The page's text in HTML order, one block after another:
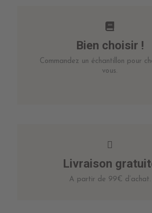
Bien choisir !
Commandez un échantillon pour
vous.
Livraison
A partir de 99€ d’achat.